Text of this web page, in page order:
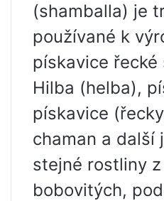
(shamballa) je
používané k
pískavice řecké
Hilba (helba),
pískavice
chaman a další
stejné rostliny
bobovitých,